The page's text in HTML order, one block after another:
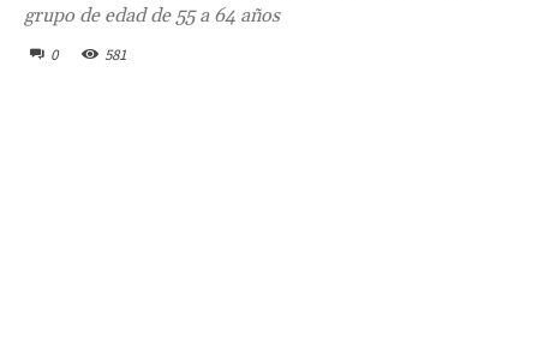
grupo de edad de 55 a 64 años
0 581